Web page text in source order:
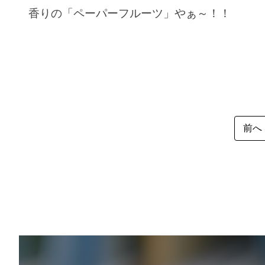
香りの「ペーパーフルーツ」やぁ～！！
前へ